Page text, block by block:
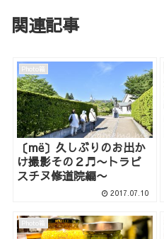
関連記事
Photo箱
〔më〕久しぶりのお出か
け撮影その２♬〜トラピ
スチヌ修道院編〜
2017.07.10
Photo箱